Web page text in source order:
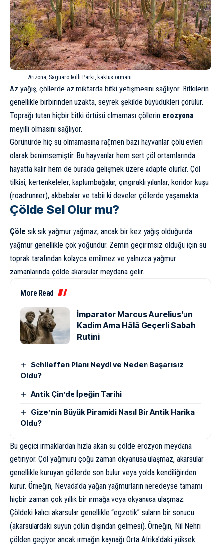
Arizona, Saguaro Milli Parkı, kaktüs ormanı.
Az yağış, çöllerde az miktarda bitki yetişmesini sağlıyor. Bitkilerin
genellikle birbirinden uzakta, seyrek şekilde büyüdükleri görülür.
Toprağı tutan hiçbir bitki örtüsü olmaması çöllerin erozyona
meyilli olmasını sağlıyor.
Görünürde hiç su olmamasına rağmen bazı hayvanlar çölü evleri
olarak benimsemiştir. Bu hayvanlar hem sert çöl ortamlarında
hayatta kalır hem de burada gelişmek üzere adapte olurlar. Çöl
tilkisi, kertenkeleler, kaplumbağalar, çıngıraklı yılanlar, koridor kuşu
(roadrunner), akbabalar ve tabii ki develer çöllerde yaşamakta.
Çölde Sel Olur mu?
Çöle sık sık yağmur yağmaz, ancak bir kez yağış olduğunda
yağmur genellikle çok yoğundur. Zemin geçirimsiz olduğu için su
toprak tarafından kolayca emilmez ve yalnızca yağmur
zamanlarında çölde akarsular meydana gelir.
More Read
İmparator Marcus Aurelius’un
Kadim Ama Hâlâ Geçerli Sabah
Rutini
Schlieffen Planı Neydi ve Neden Başarısız
Oldu?
Antik Çin’de İpeğin Tarihi
Gize’nin Büyük Piramidi Nasıl Bir Antik Harika
Oldu?
Bu geçici ırmaklardan hızla akan su çölde erozyon meydana
getiriyor. Çöl yağmuru çoğu zaman okyanusa ulaşmaz, akarsular
genellikle kuruyan göllerde son bulur veya yolda kendiliğinden
kurur. Örneğin, Nevada’da yağan yağmurların neredeyse tamamı
hiçbir zaman çok yıllık bir ırmağa veya okyanusa ulaşmaz.
Çöldeki kalıcı akarsular genellikle “egzotik” suların bir sonucu
(akarsulardaki suyun çölün dışından gelmesi). Örneğin, Nil Nehri
çölden geçiyor ancak ırmağın kaynağı Orta Afrika’daki yüksek